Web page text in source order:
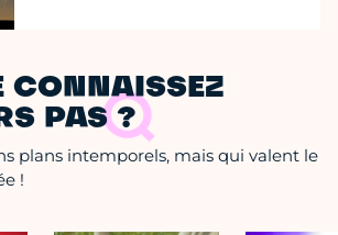
CONNAISSEZ
PAS ?
plans intemporels, mais qui valent le
!